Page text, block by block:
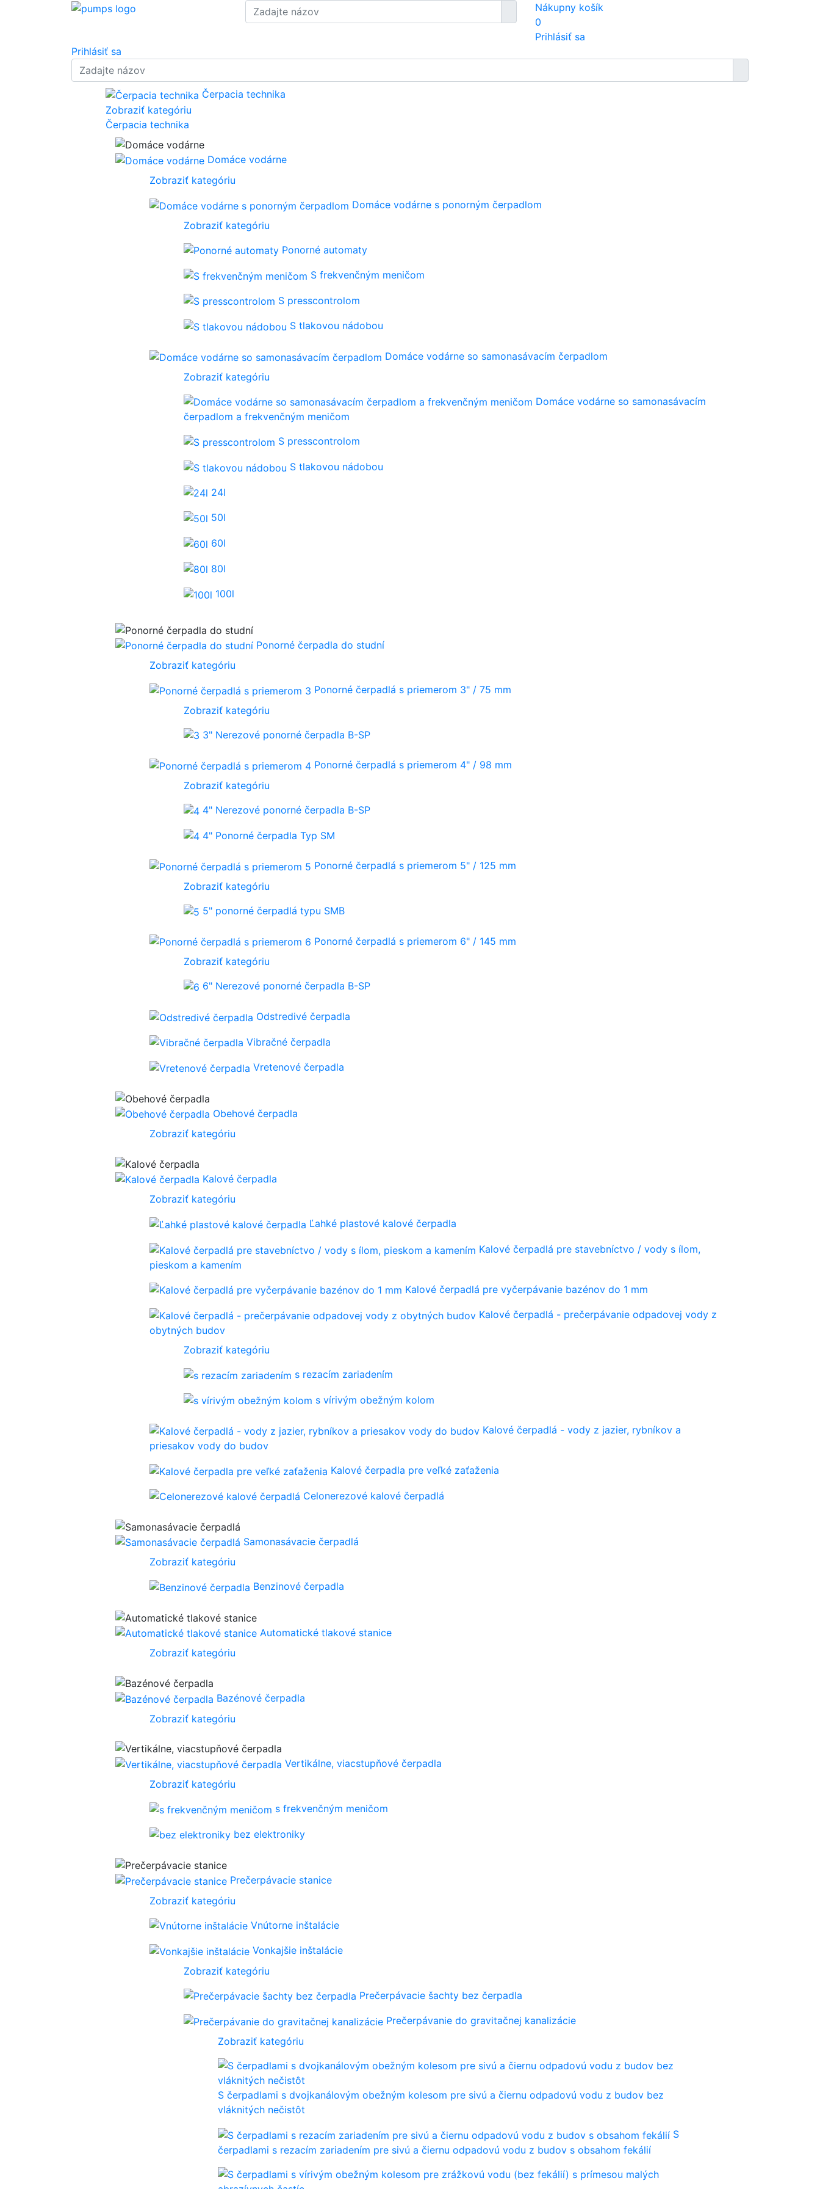
Nákupny košík
0
Prihlásiť sa
Prihlásiť sa
Čerpacia technika
Zobraziť kategóriu
Čerpacia technika
Domáce vodárne
Zobraziť kategóriu
Domáce vodárne s ponorným čerpadlom
Zobraziť kategóriu
Ponorné automaty
S frekvenčným meničom
S presscontrolom
S tlakovou nádobou
Domáce vodárne so samonasávacím čerpadlom
Zobraziť kategóriu
Domáce vodárne so samonasávacím
čerpadlom a frekvenčným meničom
S presscontrolom
S tlakovou nádobou
24l
50l
60l
80l
100l
Ponorné čerpadla do studní
Zobraziť kategóriu
Ponorné čerpadlá s priemerom 3" / 75 mm
Zobraziť kategóriu
3" Nerezové ponorné čerpadla B-SP
Ponorné čerpadlá s priemerom 4" / 98 mm
Zobraziť kategóriu
4" Nerezové ponorné čerpadla B-SP
4" Ponorné čerpadla Typ SM
Ponorné čerpadlá s priemerom 5" / 125 mm
Zobraziť kategóriu
5" ponorné čerpadlá typu SMB
Ponorné čerpadlá s priemerom 6" / 145 mm
Zobraziť kategóriu
6" Nerezové ponorné čerpadla B-SP
Odstredivé čerpadla
Vibračné čerpadla
Vretenové čerpadla
Obehové čerpadla
Zobraziť kategóriu
Kalové čerpadla
Zobraziť kategóriu
Ľahké plastové kalové čerpadla
Kalové čerpadlá pre stavebníctvo / vody s ílom,
pieskom a kamením
Kalové čerpadlá pre vyčerpávanie bazénov do 1 mm
Kalové čerpadlá - prečerpávanie odpadovej vody z
obytných budov
Zobraziť kategóriu
s rezacím zariadením
s vírivým obežným kolom
Kalové čerpadlá - vody z jazier, rybníkov a
priesakov vody do budov
Kalové čerpadla pre veľké zaťaženia
Celonerezové kalové čerpadlá
Samonasávacie čerpadlá
Zobraziť kategóriu
Benzinové čerpadla
Automatické tlakové stanice
Zobraziť kategóriu
Bazénové čerpadla
Zobraziť kategóriu
Vertikálne, viacstupňové čerpadla
Zobraziť kategóriu
s frekvenčným meničom
bez elektroniky
Prečerpávacie stanice
Zobraziť kategóriu
Vnútorne inštalácie
Vonkajšie inštalácie
Zobraziť kategóriu
Prečerpávacie šachty bez čerpadla
Prečerpávanie do gravitačnej kanalizácie
Zobraziť kategóriu
S čerpadlami s dvojkanálovým obežným kolesom pre sivú a čiernu odpadovú vodu z budov bez
vláknitých nečistôt
S
čerpadlami s rezacím zariadením pre sivú a čiernu odpadovú vodu z budov s obsahom fekálií